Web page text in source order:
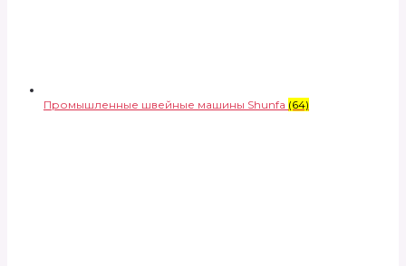
Промышленные швейные машины Shunfa (64)